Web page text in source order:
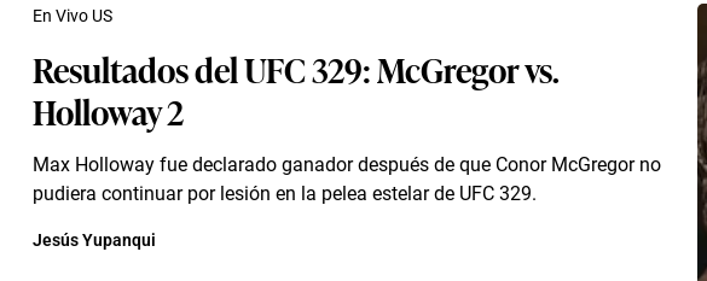
Resultados del UFC 329: McGregor vs.
Holloway 2
Max Holloway fue declarado ganador después de que Conor McGregor no
pudiera continuar por lesión en la pelea estelar de UFC 329.
En Vivo US
Jesús Yupanqui